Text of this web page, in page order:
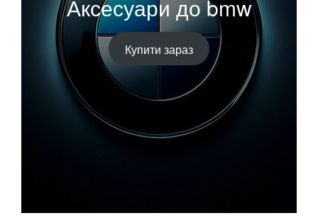
Аксесуари до bmw
Купити зараз